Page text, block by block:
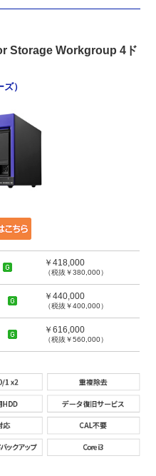
Storage Workgroup 4ド
）
￥418,000
（税抜￥380,000）
￥440,000
（税抜￥400,000）
￥616,000
（税抜￥560,000）